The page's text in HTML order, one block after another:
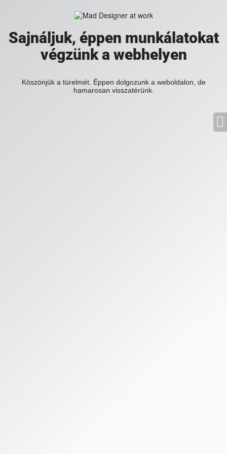
Sajnáljuk, éppen munkálatokat
végzünk a webhelyen
Köszönjük a türelmét. Éppen dolgozunk a weboldalon, de
hamarosan visszatérünk.